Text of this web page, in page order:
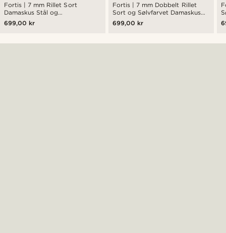
Fortis | 7 mm Rillet Sort
Damaskus Stål og
Rosaguldfarvet Titanium Ring
699,00 kr
Fortis | 7 mm Dobbelt Rillet
Sort og Sølvfarvet Damaskus
Stål og Titanium Ring
699,00 kr